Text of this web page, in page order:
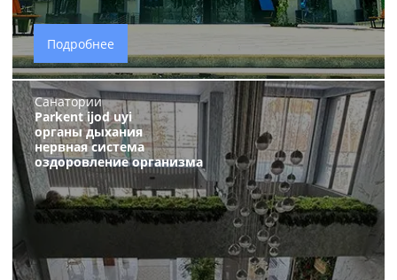
Подробнее
Санатории
Parkent ijod uyi
органы дыхания
нервная система
оздоровление организма